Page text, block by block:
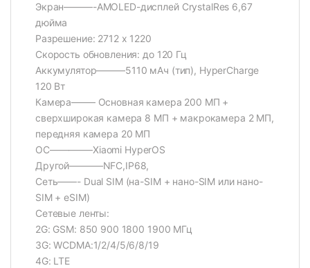
Экран———-AMOLED-дисплей CrystalRes 6,67
дюйма
Разрешение: 2712 x 1220
Скорость обновления: до 120 Гц
Аккумулятор———5110 мАч (тип), HyperCharge
120 Вт
Камера——– Основная камера 200 МП +
сверхширокая камера 8 МП + макрокамера 2 МП,
передняя камера 20 МП
ОС————–Xiaomi HyperOS
Другой———–NFC,IP68,
Сеть——- Dual SIM (на-SIM + нано-SIM или нано-
SIM + eSIM)
Сетевые ленты:
2G: GSM: 850 900 1800 1900 МГц
3G: WCDMA:1/2/4/5/6/8/19
4G: LTE